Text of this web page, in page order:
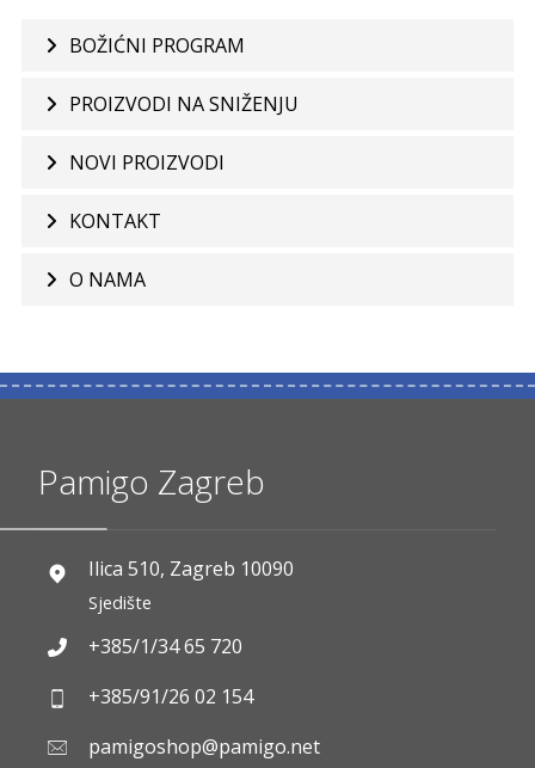
BOŽIĆNI PROGRAM
PROIZVODI NA SNIŽENJU
NOVI PROIZVODI
KONTAKT
O NAMA
Pamigo Zagreb
Ilica 510, Zagreb 10090
Sjedište
+385/1/34 65 720
+385/91/26 02 154
pamigoshop@pamigo.net